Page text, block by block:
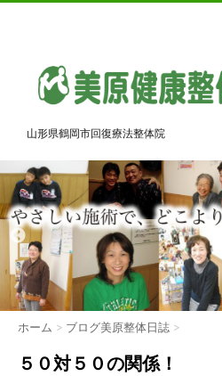
山形県鶴岡市回復療法整体院
ホーム > ブログ美原整体日誌 >
５０対５０の関係！